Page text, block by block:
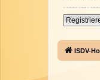
ISDV-